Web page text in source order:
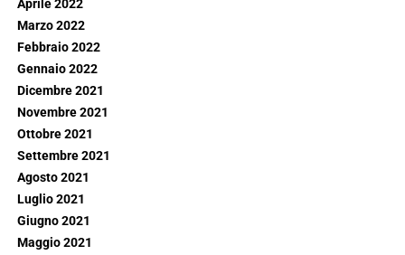
Aprile 2022
Marzo 2022
Febbraio 2022
Gennaio 2022
Dicembre 2021
Novembre 2021
Ottobre 2021
Settembre 2021
Agosto 2021
Luglio 2021
Giugno 2021
Maggio 2021